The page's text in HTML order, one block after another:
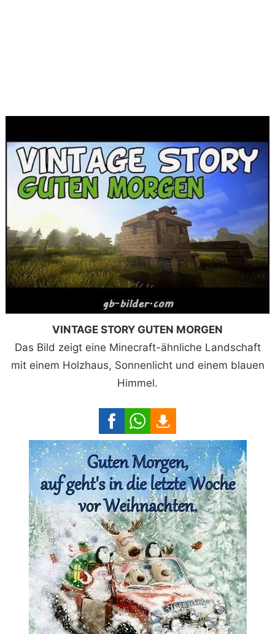
VINTAGE STORY GUTEN MORGEN
Das Bild zeigt eine Minecraft-ähnliche Landschaft
mit einem Holzhaus, Sonnenlicht und einem blauen
Himmel.